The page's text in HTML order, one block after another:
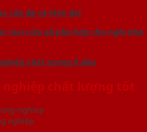
cấp đẹp và hiện đại
loại cửa gỗ phù hợp cho ngôi nhà
chất lượng ở đâu
nghiệp chất lượng tốt
nghiệp